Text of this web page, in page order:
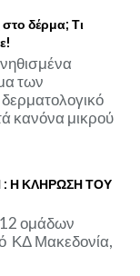
στο δέρμα; Τι
των
κανόνα μικρού
: Η ΚΛΗΡΩΣΗ ΤΟΥ
12 ομάδων
ΚΔ Μακεδονία,